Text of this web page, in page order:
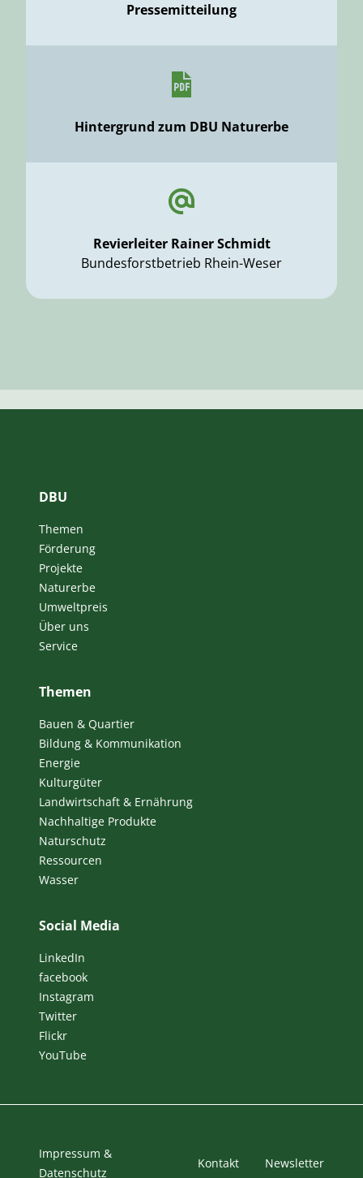
Pressemitteilung
Hintergrund zum DBU Naturerbe
Revierleiter Rainer Schmidt
Bundesforstbetrieb Rhein-Weser
DBU
Themen
Förderung
Projekte
Naturerbe
Umweltpreis
Über uns
Service
Themen
Bauen & Quartier
Bildung & Kommunikation
Energie
Kulturgüter
Landwirtschaft & Ernährung
Nachhaltige Produkte
Naturschutz
Ressourcen
Wasser
Social Media
LinkedIn
facebook
Instagram
Twitter
Flickr
YouTube
Impressum &
Datenschutz
Kontakt Newsletter